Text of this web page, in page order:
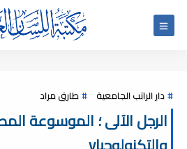
دار الراتب الجامعية طارق مراد
الرجل الآلى ؛ الموسوعة